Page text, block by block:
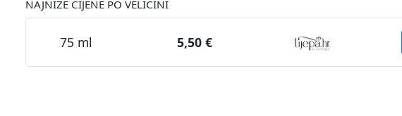
NAJNIŽE CIJENE PO VELIČINI
75 ml 5,50 €